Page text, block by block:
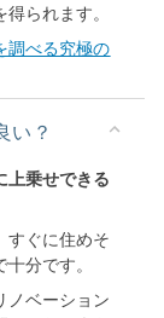
られます。
調べる究極の
い？
上乗せできる
すぐに住めそ
分です。
ノベーション